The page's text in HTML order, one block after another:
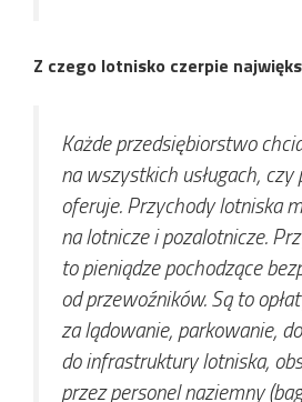
Z czego lotnisko czerpie
Każde przedsiębiorstwo
na wszystkich usługach,
oferuje. Przychody lotniska
na lotnicze i pozalotnicze.
to pieniądze pochodzące
od przewoźników. Są to
za lądowanie, parkowanie,
do infrastruktury lotniska,
przez personel naziemny